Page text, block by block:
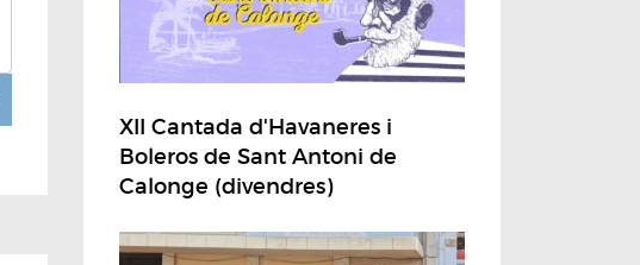
XII Cantada d'Havaneres i
Boleros de Sant Antoni de
Calonge (divendres)